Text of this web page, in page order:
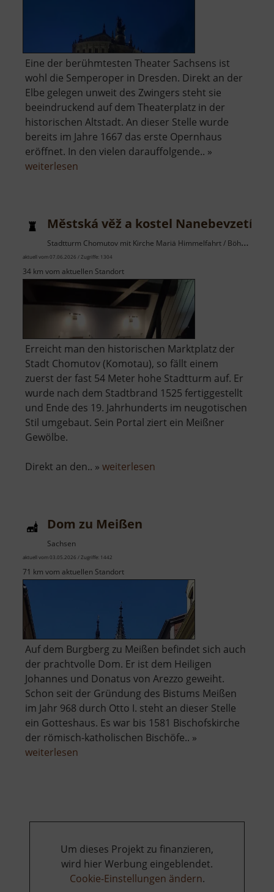
Eine der berühmtesten Theater Sachsens ist
wohl die Semperoper in Dresden. Direkt an der
Elbe gelegen unweit des Zwingers steht sie
beeindruckend auf dem Theaterplatz in der
historischen Altstadt. An dieser Stelle wurde
bereits im Jahre 1667 das erste Opernhaus
eröffnet. In den vielen darauffolgende.. »
weiterlesen
Městská věž a kostel Nanebevzetí
Stadtturm Chomutov mit Kirche Mariä Himmelfahrt / Böhmisches Erzgebirge
aktuell vom 07.06.2026 / Zugriffe: 1304
34 km vom aktuellen Standort
Erreicht man den historischen Marktplatz der
Stadt Chomutov (Komotau), so fällt einem
zuerst der fast 54 Meter hohe Stadtturm auf. Er
wurde nach dem Stadtbrand 1525 fertiggestellt
und Ende des 19. Jahrhunderts im neugotischen
Stil umgebaut. Sein Portal ziert ein Meißner
Gewölbe.
Direkt an den.. » weiterlesen
Dom zu Meißen
Sachsen
aktuell vom 03.05.2026 / Zugriffe: 1442
71 km vom aktuellen Standort
Auf dem Burgberg zu Meißen befindet sich auch
der prachtvolle Dom. Er ist dem Heiligen
Johannes und Donatus von Arezzo geweiht.
Schon seit der Gründung des Bistums Meißen
im Jahr 968 durch Otto I. steht an dieser Stelle
ein Gotteshaus. Es war bis 1581 Bischofskirche
der römisch-katholischen Bischöfe.. »
weiterlesen
Um dieses Projekt zu finanzieren,
wird hier Werbung eingeblendet.
Cookie-Einstellungen ändern.